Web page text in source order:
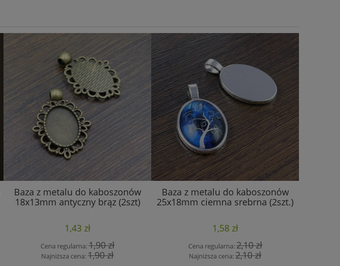
Baza z metalu do kaboszonów
18x13mm antyczny brąz (2szt)
1,43 zł
Cena regularna:1,90 zł
Najniższa cena:1,90 zł
Baza z metalu do kaboszonów
25x18mm ciemna srebrna (2szt.)
1,58 zł
Cena regularna:2,10 zł
Najniższa cena:2,10 zł